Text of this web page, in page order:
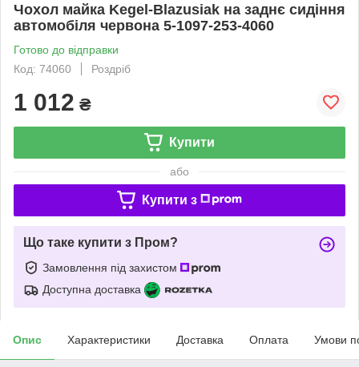
Чохол майка Kegel-Blazusiak на заднє сидіння
автомобіля червона 5-1097-253-4060
Готово до відправки
Код: 74060
Роздріб
1 012 ₴
Купити
або
Купити з
Що таке купити з Пром?
Замовлення під захистом
Доступна доставка
Опис Характеристики Доставка Оплата Умови